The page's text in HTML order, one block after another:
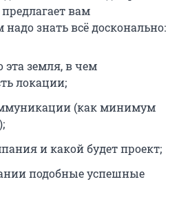
вам
знать всё досконально:
земля, в чем
локации;
(как минимум
и какой будет проект;
подобные успешные